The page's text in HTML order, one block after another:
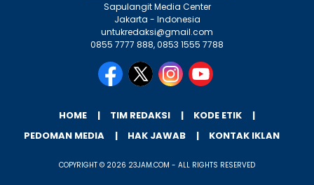
Sapulangit Media Center
Jakarta - Indonesia
untukredaksi@gmail.com
0855 7777 888, 0853 1555 7788
HOME TIM REDAKSI
KODE ETIK
PEDOMAN MEDIA
HAK JAWAB KONTAK IKLAN
COPYRIGHT © 2026 23JAM.COM - ALL RIGHTS RESERVED